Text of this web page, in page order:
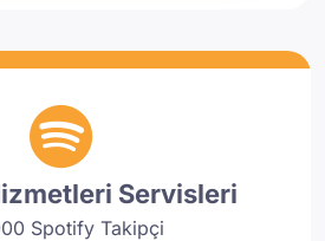
Servisleri
Spotify Takipçi